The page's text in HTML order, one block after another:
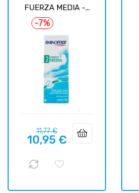
FUERZA MEDIA -...
-7%
Precio
regular
11,77 €Precio
10,95 €